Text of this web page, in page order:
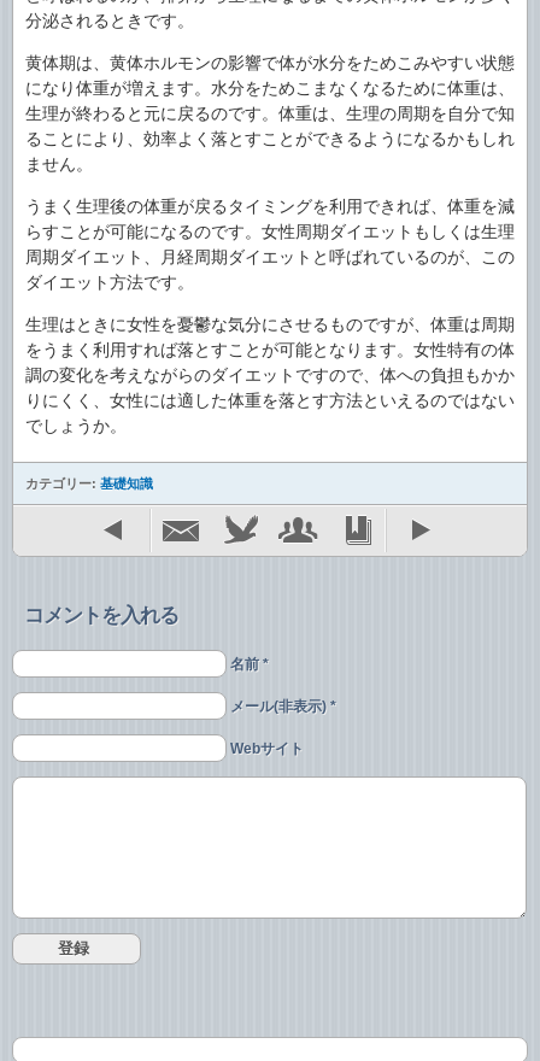
分泌されるときです。
黄体期は、黄体ホルモンの影響で体が水分をためこみやすい状態
になり体重が増えます。水分をためこまなくなるために体重は、
生理が終わると元に戻るのです。体重は、生理の周期を自分で知
ることにより、効率よく落とすことができるようになるかもしれ
ません。
うまく生理後の体重が戻るタイミングを利用できれば、体重を減
らすことが可能になるのです。女性周期ダイエットもしくは生理
周期ダイエット、月経周期ダイエットと呼ばれているのが、この
ダイエット方法です。
生理はときに女性を憂鬱な気分にさせるものですが、体重は周期
をうまく利用すれば落とすことが可能となります。女性特有の体
調の変化を考えながらのダイエットですので、体への負担もかか
りにくく、女性には適した体重を落とす方法といえるのではない
でしょうか。
カテゴリー: 基礎知識
コメントを入れる
名前 *
メール(非表示) *
Webサイト